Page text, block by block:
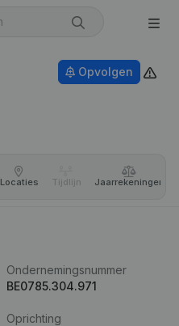
Opvolgen
Locaties Tijdlijn Jaar­rekeningen
Ondernemingsnummer
BE0785.304.971
Oprichting